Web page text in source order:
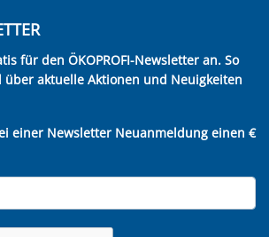
für den ÖKOPROFI-Newsletter an. So
über aktuelle Aktionen und Neuigkeiten
einer Newsletter Neuanmeldung einen €